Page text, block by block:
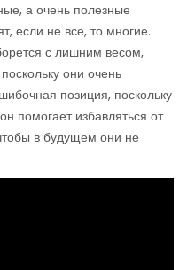
а очень полезные
если не все, то многие.
с лишним весом,
они очень
позиция, поскольку
помогает избавляться от
в будущем они не